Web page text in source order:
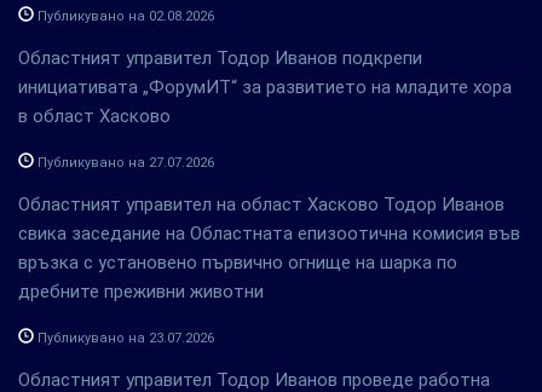
Публикувано на 02.08.2026
Областният управител Тодор Иванов подкрепи
инициативата „ФорумИТ“ за развитието на младите хора
в област Хасково
Публикувано на 27.07.2026
Областният управител на област Хасково Тодор Иванов
свика заседание на Областната епизоотична комисия във
връзка с установено първично огнище на шарка по
дребните преживни животни
Публикувано на 23.07.2026
Областният управител Тодор Иванов проведе работна